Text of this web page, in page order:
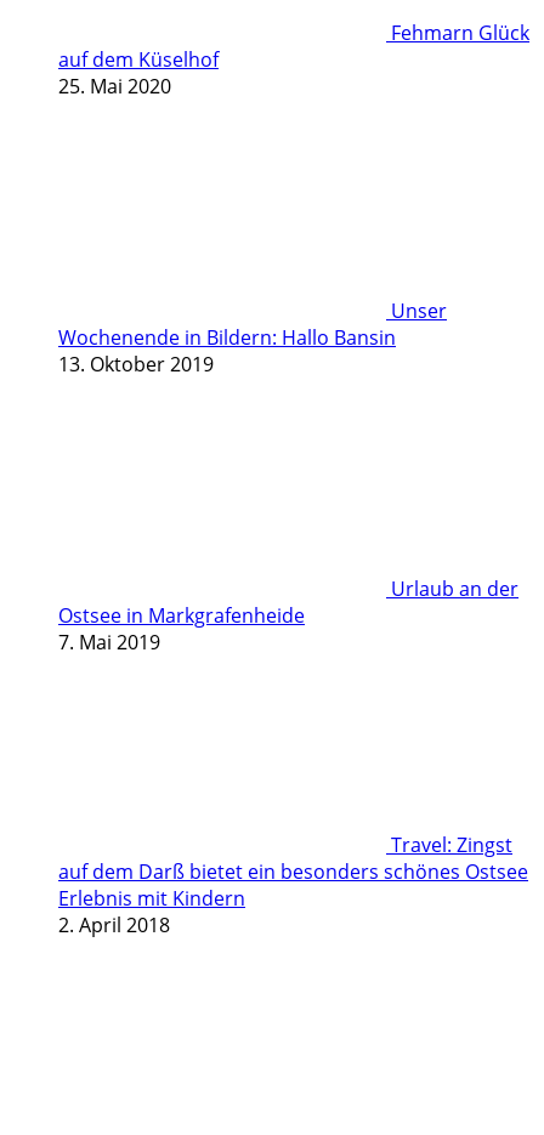
Fehmarn Glück
auf dem Küselhof
25. Mai 2020
Unser
Wochenende in Bildern: Hallo Bansin
13. Oktober 2019
Urlaub an der
Ostsee in Markgrafenheide
7. Mai 2019
Travel: Zingst
auf dem Darß bietet ein besonders schönes Ostsee
Erlebnis mit Kindern
2. April 2018